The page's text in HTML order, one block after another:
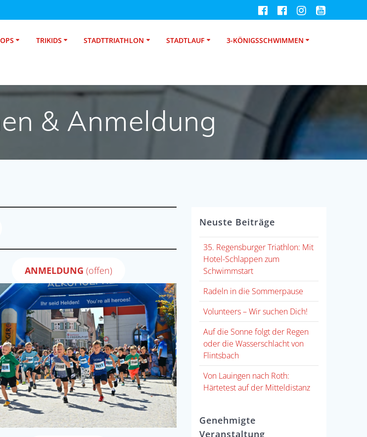
TRIKIDS STADTTRIATHLON STADTLAUF 3-KÖNIGSSCHWIMMEN
& Anmeldung
ANMELDUNG (offen)
Neuste Beiträge
35. Regensburger Triathlon: Mit
Hotel-Schlappen zum
Schwimmstart
Radeln in die Sommerpause
Volunteers – Wir suchen Dich!
Auf die Sonne folgt der Regen
oder die Wasserschlacht von
Flintsbach
Von Lauingen nach Roth:
Härtetest auf der Mitteldistanz
Genehmigte
Veranstaltung